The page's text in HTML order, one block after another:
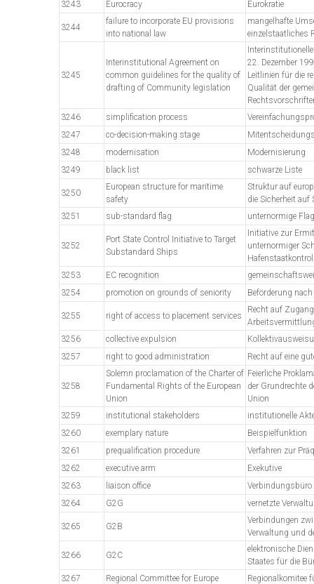
3243
Eurocracy Eurokratie
3244
failure to incorporate EU provisions
into national law
mangelhafte
einzelstaatliches
3245
Interinstitutional Agreement on
common guidelines for the quality of
drafting of Community legislation
22. Dezember
Leitlinien für die
Qualität der
3246
simplification process
3247
co-decision-making stage
3248
modernisation
Modernisierung
3249
black list schwarze Liste
3250
European structure for maritime
safety
Struktur auf
die Sicherheit auf
3251
sub-standard flag unternormige
3252
Port State Control Initiative to Target
Substandard Ships
Initiative zur
unternormiger
3253
EC recognition
3254
promotion on grounds of seniority Beförderung
3255 right of access to placement services
Recht auf
3256
collective expulsion
3257
right to good administration Recht auf eine
3258
Solemn proclamation of the Charter of
Fundamental Rights of the European
Union
Feierliche
der Grundrechte
Union
3259
institutional stakeholders
institutionelle
3260
exemplary nature
Beispielfunktion
3261
prequalification procedure
Verfahren zur
3262
executive arm
Exekutive
3263
liaison office
Verbindungsbüro
3264
G2G vernetzte
3265 G2B
Verbindungen
Verwaltung und
3266 G2C
elektronische
Staates für die
3267
Regional Committee for Europe
Regionalkomitee